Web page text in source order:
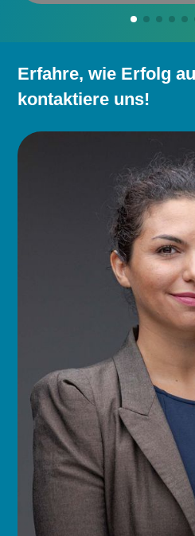
Erfahre, wie Erfolg
kontaktiere uns!